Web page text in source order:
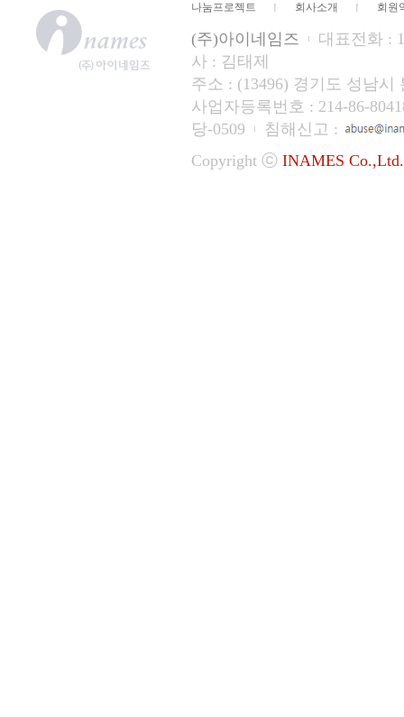
나눔프로젝트 회사소개 회원
(주)아이네임즈
대표전화 :
사 : 김태제
주소 : (13496) 경기도 성남
사업자등록번호 : 214-86-
당-0509
침해신고 :
Copyright ⓒ INAMES Co.,Ltd.